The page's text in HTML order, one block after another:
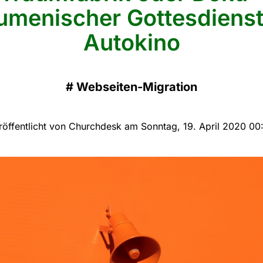
Autokino
# Webseiten-Migration
von Churchdesk am Sonntag, 19. April 2020